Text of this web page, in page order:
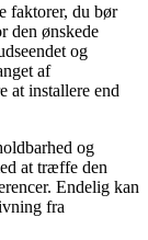
faktorer, du bør
den ønskede
og
af
at installere end
og
at træffe den
Endelig kan
fra